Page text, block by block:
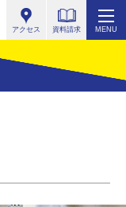
アクセス 資料請求 MENU